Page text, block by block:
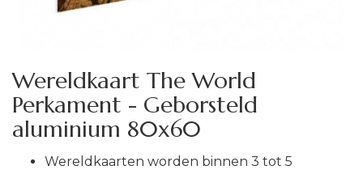
Wereldkaart The World
Perkament - Geborsteld
aluminium 80x60
Wereldkaarten worden binnen 3 tot 5